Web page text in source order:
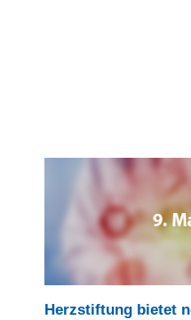
Herzstiftung bietet